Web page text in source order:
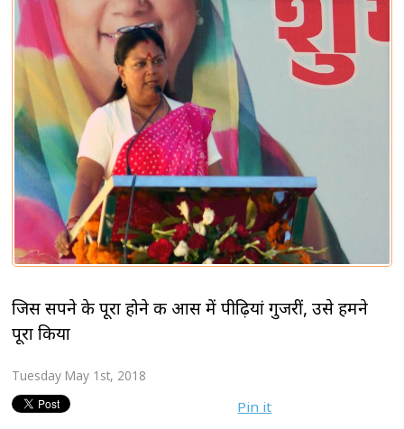
जिस सपने के पूरा होने की आस में पीढ़ियां गुजरीं, उसे हमने
पूरा किया
Tuesday May 1st, 2018
Pin it